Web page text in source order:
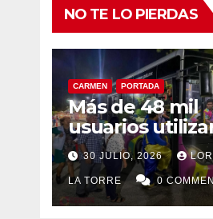
NO TE LO PIERDAS
CARMEN PORTADA
Más de 48 mil
usuarios
el transporte
por Carmen”
durante la Feria
Carmen 2026
30 JULIO, 2026
LA TORRE 0